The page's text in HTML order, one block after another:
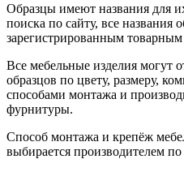
Образцы имеют названия для
поиска по сайту, все названия
зарегистрированным товарным
Все мебельные изделия могут
образцов по цвету, размеру,
способами монтажа и
фурнитуры.
Способ монтажа и крепёж
выбирается производителем